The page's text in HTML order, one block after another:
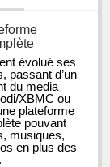
évolué ses
passant d’un
du media
XBMC ou
plateforme
pouvant
musiques,
en plus des